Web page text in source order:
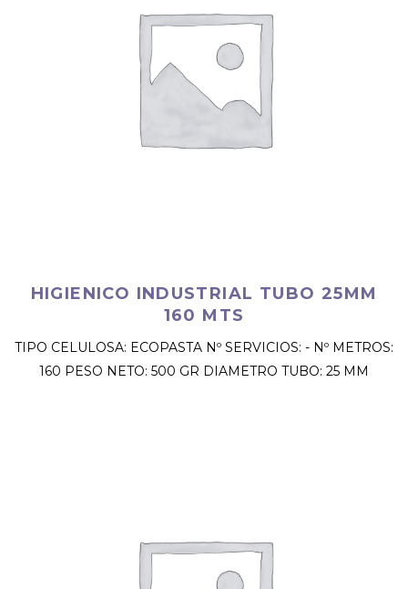
HIGIENICO INDUSTRIAL TUBO 25MM
160 MTS
TIPO CELULOSA: ECOPASTA Nº SERVICIOS: - Nº METROS:
160 PESO NETO: 500 GR DIAMETRO TUBO: 25 MM